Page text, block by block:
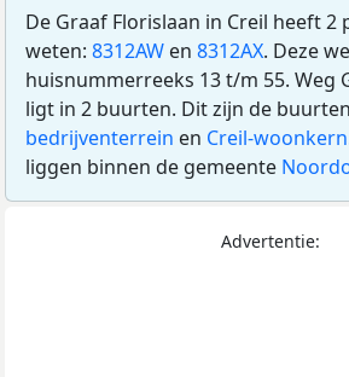
De Graaf Florislaan in Creil heeft 2
weten: 8312AW en 8312AX. Deze
huisnummerreeks 13 t/m 55. Weg
ligt in 2 buurten. Dit zijn de buurten
bedrijventerrein en Creil-woonkern
liggen binnen de gemeente
Advertentie: